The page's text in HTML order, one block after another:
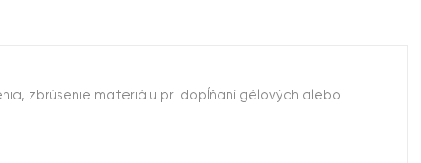
zbrúsenie materiálu pri dopĺňaní gélových alebo